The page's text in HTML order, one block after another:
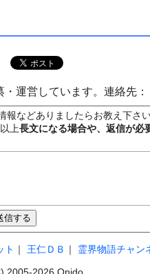
運営しています。連絡先：
などありましたらお教え下さ
上長文になる場合や、返信が必
ト ｜ 王仁ＤＢ ｜ 霊界物語チャン